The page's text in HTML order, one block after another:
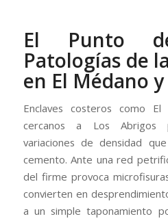
El Punto
Patologías de
en El Médano
Enclaves costeros como
cercanos a Los Abrigos
variaciones de densidad
cemento. Ante una red
del firme provoca
convierten en
a un simple taponamiento